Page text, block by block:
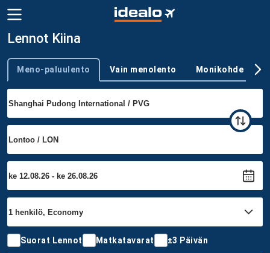
Lennot Kiina
Trip type
Meno-paluulento Vain menolento Monikohde
Suorat Lennot Matkatavarat ±3 Päivän